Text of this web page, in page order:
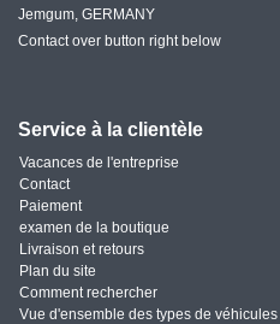
Jemgum, GERMANY
Contact over button right below
Service à la clientèle
Vacances de l'entreprise
Contact
Paiement
examen de la boutique
Livraison et retours
Plan du site
Comment rechercher
Vue d'ensemble des types de véhicules